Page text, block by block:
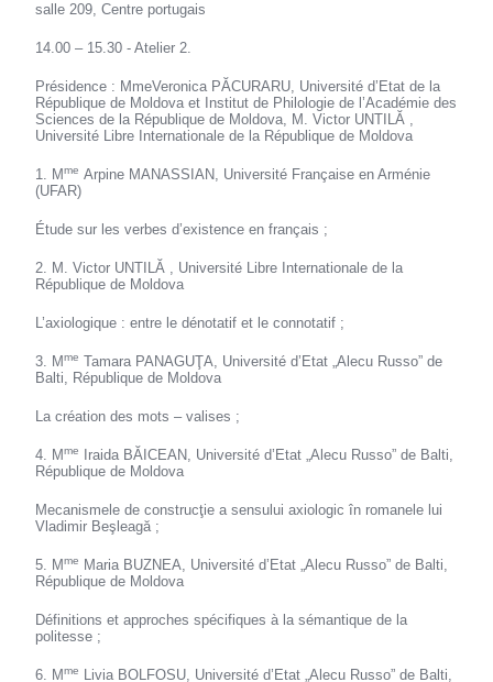
salle 209, Centre portugais
14.00 – 15.30 - Atelier 2.
Présidence : MmeVeronica PĂCURARU, Université d’Etat de la
République de Moldova et Institut de Philologie de l’Académie des
Sciences de la République de Moldova, M. Victor UNTILĂ ,
Université Libre Internationale de la République de Moldova
1. Mme Arpine MANASSIAN, Université Française en Arménie
(UFAR)
Étude sur les verbes d’existence en français ;
2. M. Victor UNTILĂ , Université Libre Internationale de la
République de Moldova
L’axiologique : entre le dénotatif et le connotatif ;
3. Mme Tamara PANAGUŢA, Université d’Etat „Alecu Russo” de
Balti, République de Moldova
La création des mots – valises ;
4. Mme
Iraida BĂICEAN, Université d’Etat „Alecu Russo” de Balti,
République de Moldova
Mecanismele de construcţie a sensului axiologic în romanele lui
Vladimir Beşleagă ;
5. Mme
Maria BUZNEA, Université d’Etat „Alecu Russo” de Balti,
République de Moldova
Définitions et approches spécifiques à la sémantique de la
politesse ;
6. Mme
Livia BOLFOSU, Université d’Etat „Alecu Russo” de Balti,